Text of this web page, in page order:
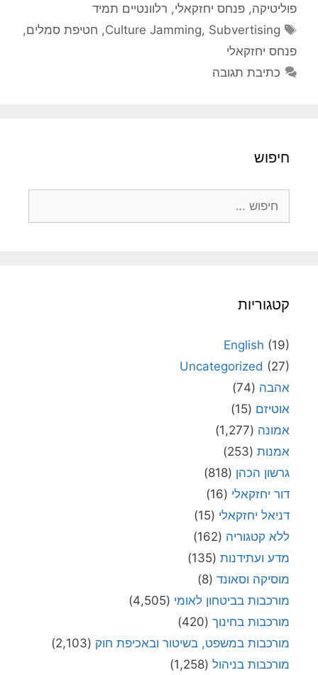
פוליטיקה, פנחס יחזקאלי, רלוונטיים תמיד
תגיות
Culture Jamming, Subvertising
, חטיפת סמלים,
פנחס יחזקאלי
כתיבת תגובה
חיפוש
קטגוריות
English (19)
Uncategorized (27)
אהבה (74)
אוטיזם (15)
אמונה (1,277)
אמנות (253)
גרשון הכהן (818)
דור יחזקאלי (16)
דניאל יחזקאלי (15)
ללא קטגוריה (162)
מדע ועתידנות (135)
מוסיקה וסאונד (8)
מורכבות בביטחון לאומי (4,505)
מורכבות בחינוך (420)
מורכבות במשפט, בשיטור ובאכיפת חוק (2,103)
מורכבות בניהול (1,258)